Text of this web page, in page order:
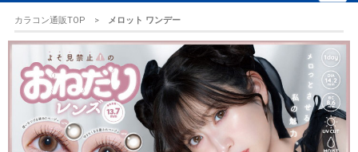
カラコン通販TOP メロット ワンデー